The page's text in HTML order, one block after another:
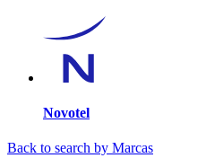
Novotel
Back to search by Marcas